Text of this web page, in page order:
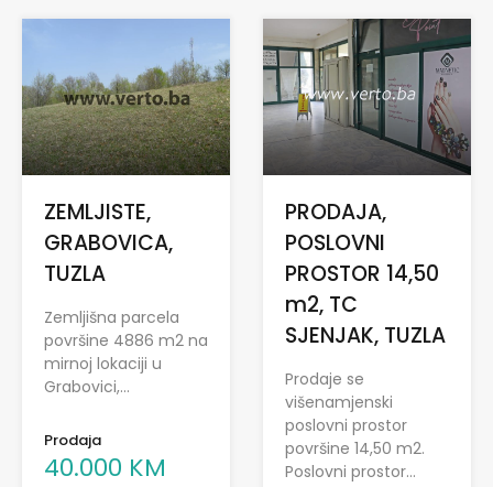
ZEMLJISTE,
GRABOVICA,
TUZLA
Zemljišna parcela
površine 4886 m2 na
mirnoj lokaciji u
Grabovici,…
Prodaja
40.000 KM
PRODAJA,
POSLOVNI
PROSTOR 14,50
m2, TC
SJENJAK, TUZLA
Prodaje se
višenamjenski
poslovni prostor
površine 14,50 m2.
Poslovni prostor…